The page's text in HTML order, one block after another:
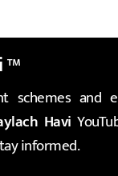
™
schemes and
Havi
informed.